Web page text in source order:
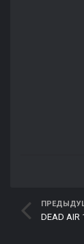
DEAD